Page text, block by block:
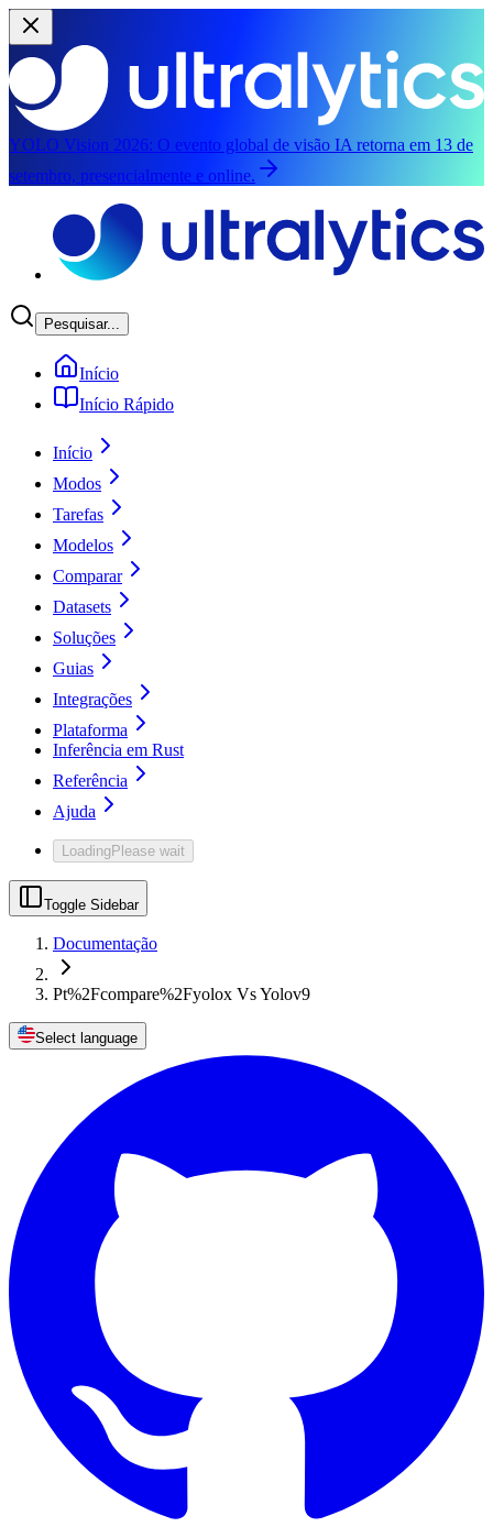
YOLO Vision 2026: O evento global de visão IA retorna em 13 de
setembro, presencialmente e online.
Pesquisar...
Início
Início Rápido
Início
Modos
Tarefas
Modelos
Comparar
Datasets
Soluções
Guias
Integrações
Plataforma
Inferência em Rust
Referência
Ajuda
LoadingPlease wait
Toggle Sidebar
Documentação
Pt%2Fcompare%2Fyolox Vs Yolov9
Select language